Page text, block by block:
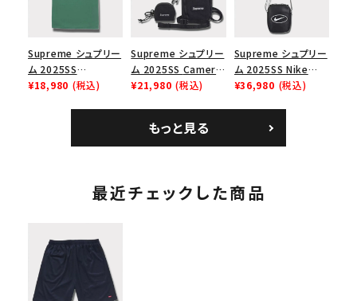
Supreme シュプリー
ム 2025SS
Homerun Tee ホー
¥18,980 (税込)
Supreme シュプリー
ム 2025SS Camera
Bag + Mini Pouch
¥21,980 (税込)
Supreme シュプリー
ム 2025SS Nike
Leather Shoulder
¥36,980 (税込)
もっと見る
最近チェックした商品